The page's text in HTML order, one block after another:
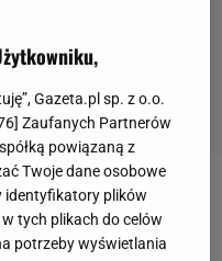
zagrał 94 spotkania,
historii pod
Gazeta.pl sp. z o.o.
] Zaufanych Partnerów
powiązaną z
Twoje dane osobowe
identyfikatory plików
tych plikach do celów
potrzeby wyświetlania